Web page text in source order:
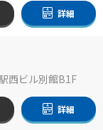
詳細
西ビル別館B1F
詳細